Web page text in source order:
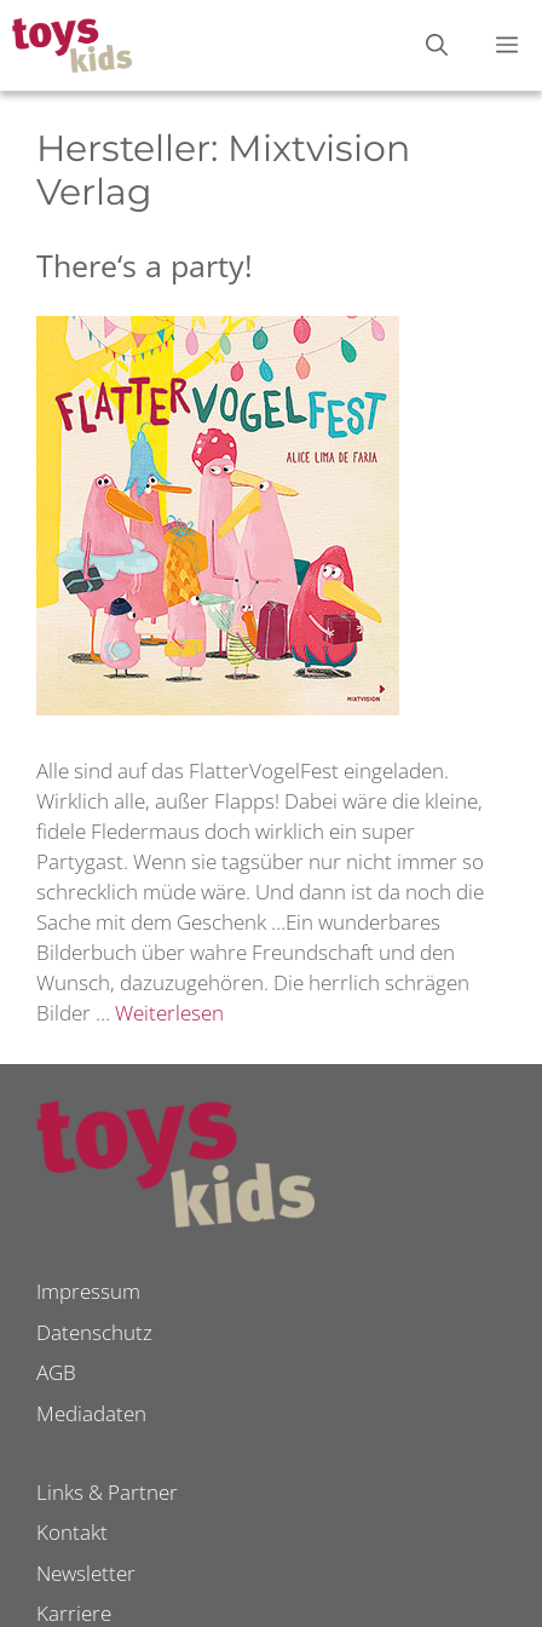
Zum
Inhalt
springen
Hersteller: Mixtvision
Verlag
There‘s a party!
Alle sind auf das FlatterVogelFest eingeladen.
Wirklich alle, außer Flapps! Dabei wäre die kleine,
fidele Fledermaus doch wirklich ein super
Partygast. Wenn sie tagsüber nur nicht immer so
schrecklich müde wäre. Und dann ist da noch die
Sache mit dem Geschenk …Ein wunderbares
Bilderbuch über wahre Freundschaft und den
Wunsch, dazuzugehören. Die herrlich schrägen
Bilder … Weiterlesen
Impressum
Datenschutz
AGB
Mediadaten
Links & Partner
Kontakt
Newsletter
Karriere